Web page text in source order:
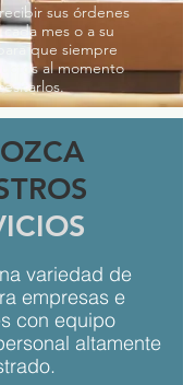
sus órdenes
mes o a su
que siempre
al momento
variedad de
empresas e
con equipo
altamente